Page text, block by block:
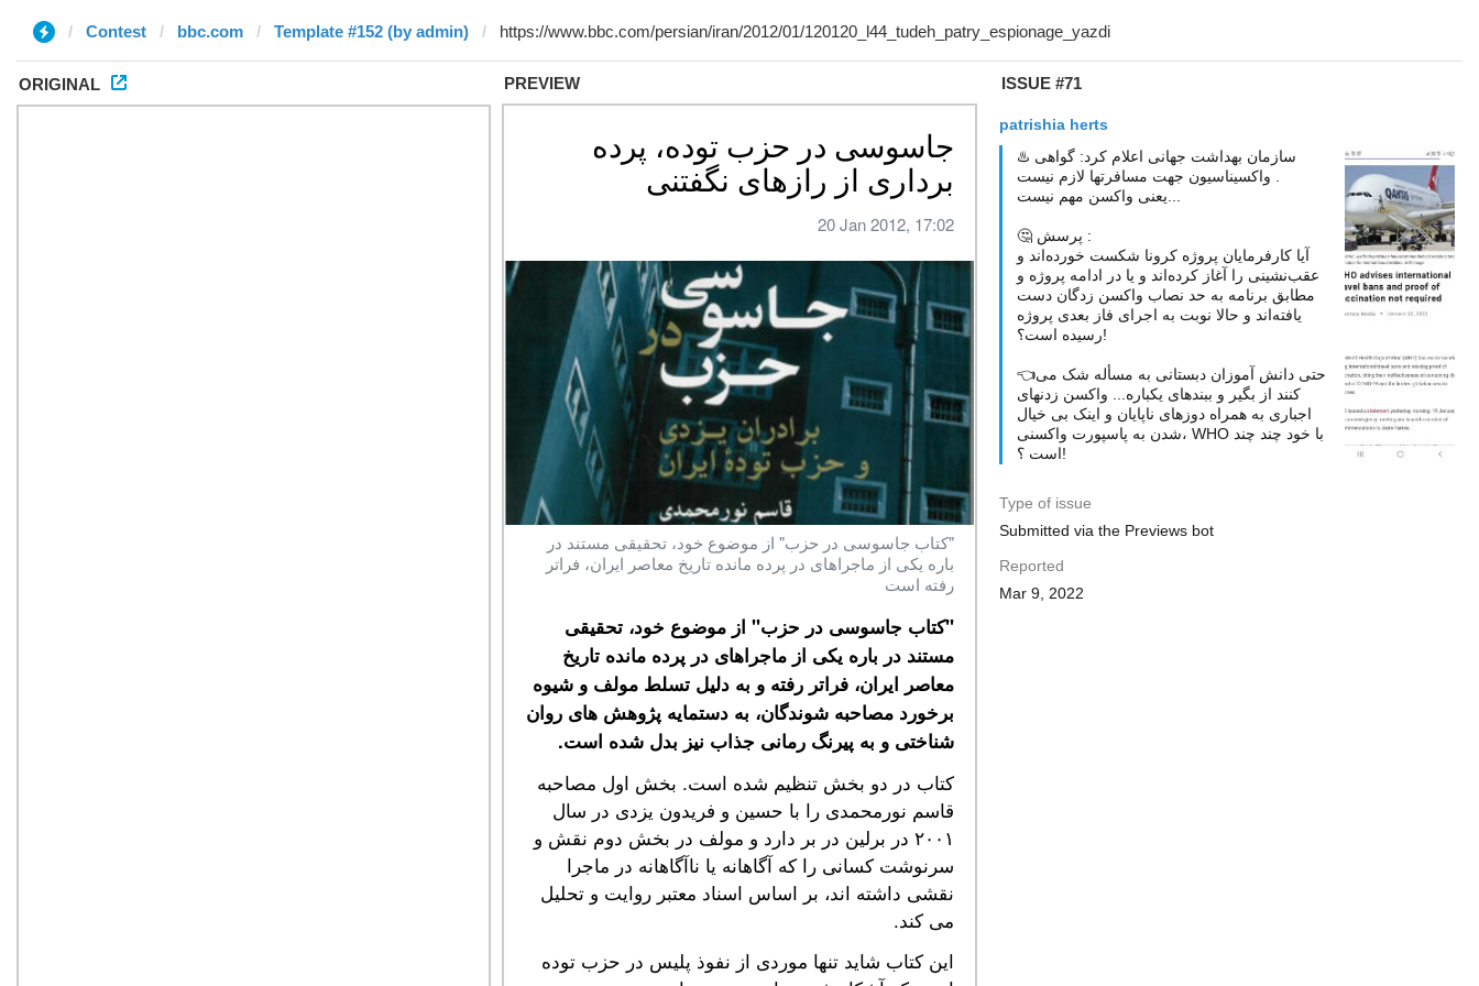
Contest bbc.com Template #152 (by admin)
ORIGINAL PREVIEW ISSUE #71
patrishia herts
♨️ سازمان بهداشت جهانی اعلام کرد: گواهی
🤔 پرسش :
آیا کارفرمایان پروژه کرونا شکست خورده‌اند و
عقب‌نشینی را آغاز کرده‌اند و یا در ادامه‌ پروژه و
مطابق برنامه به حد نصاب واکسن‌ زدگان دست‌
یافته‌اند و حالا نوبت به اجرای فاز بعدی پروژه
رسیده است؟!
👈حتی دانش آموزان دبستانی به مسأله شک‌ می
کنند از بگیر و ببندهای یکباره... واکسن زدنهای
اجباری به همراه دوزهای ناپایان و اینک بی خیال
شدن به پاسپورت واکسنی، WHO با خود چند چند
است ؟!
Type of issue
Submitted via the Previews bot
Reported
Mar 9, 2022